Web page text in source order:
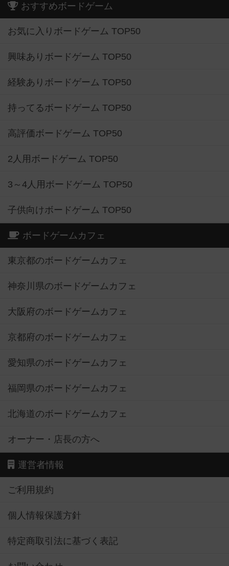
おすすめボードゲーム
お気に入りボードゲーム TOP50
興味ありボードゲーム TOP50
経験ありボードゲーム TOP50
持ってるボードゲーム TOP50
高評価ボードゲーム TOP50
2人用ボードゲーム TOP50
3～4人用ボードゲーム TOP50
子供向けボードゲーム TOP50
ボードゲームカフェ
東京都のボードゲームカフェ
神奈川県のボードゲームカフェ
大阪府のボードゲームカフェ
京都府のボードゲームカフェ
愛知県のボードゲームカフェ
福岡県のボードゲームカフェ
北海道のボードゲームカフェ
オーナー・店長の方へ
運営者情報
ご利用規約
個人情報保護方針
特定商取引法に基づく表記